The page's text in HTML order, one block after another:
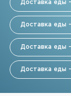
Доставка еды -
Доставка еды
Доставка еды
Доставка еды -